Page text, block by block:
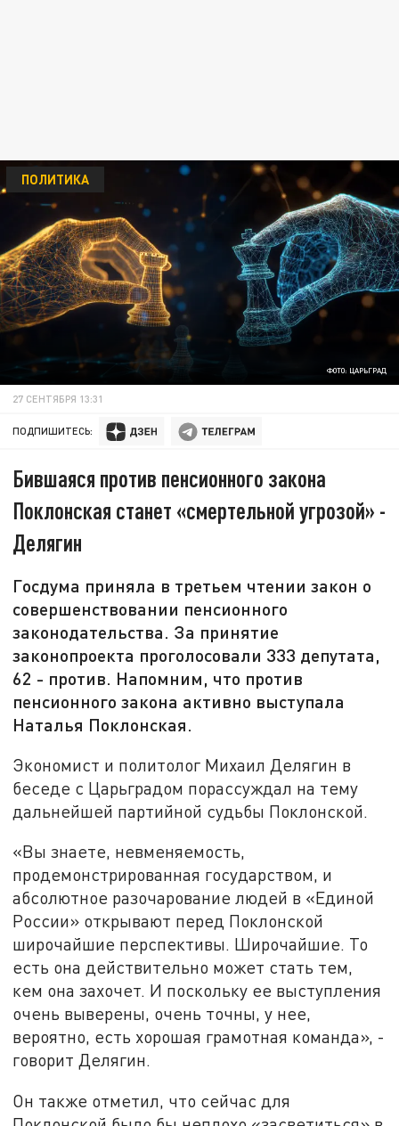
ФОТО: ЦАРЬГРАД
ПОЛИТИКА
27 СЕНТЯБРЯ 13:31
ПОДПИШИТЕСЬ:
Бившаяся против пенсионного закона
Поклонская станет «смертельной угрозой» -
Делягин
Госдума приняла в третьем чтении закон о
совершенствовании пенсионного
законодательства. За принятие
законопроекта проголосовали 333 депутата,
62 - против. Напомним, что против
пенсионного закона активно выступала
Наталья Поклонская.
Экономист и политолог Михаил Делягин в
беседе с Царьградом порассуждал на тему
дальнейшей партийной судьбы Поклонской.
«Вы знаете, невменяемость,
продемонстрированная государством, и
абсолютное разочарование людей в «Единой
России» открывают перед Поклонской
широчайшие перспективы. Широчайшие. То
есть она действительно может стать тем,
кем она захочет. И поскольку ее выступления
очень выверены, очень точны, у нее,
вероятно, есть хорошая грамотная команда», -
говорит Делягин.
Он также отметил, что сейчас для